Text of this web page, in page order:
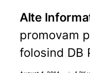
Alte
promovam
folosind DB